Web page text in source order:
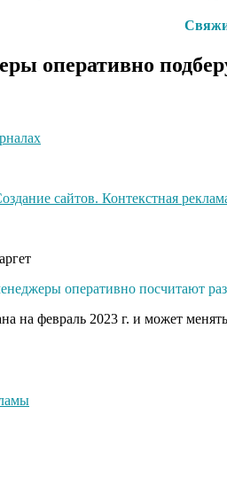
оперативно
оперативно посчитают
на февраль 2023 г. и может